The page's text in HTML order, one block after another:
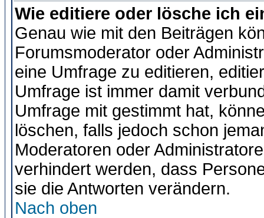
Wie editiere oder lösche ich
Genau wie mit den Beiträgen
Forumsmoderator oder
eine Umfrage zu editieren,
Umfrage ist immer damit
Umfrage mit gestimmt hat,
löschen, falls jedoch schon
Moderatoren oder
verhindert werden, dass
sie die Antworten verändern.
Nach oben